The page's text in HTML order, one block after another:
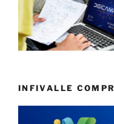
INFIVALLE